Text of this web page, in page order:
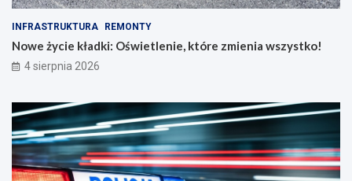
INFRASTRUKTURA REMONTY
Nowe życie kładki: Oświetlenie, które zmienia wszystko!
4 sierpnia 2026